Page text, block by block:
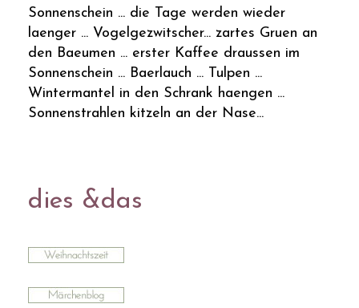
Sonnenschein ... die Tage werden wieder
laenger ... Vogelgezwitscher... zartes Gruen an
den Baeumen ... erster Kaffee draussen im
Sonnenschein ... Baerlauch ... Tulpen ...
Wintermantel in den Schrank haengen ...
Sonnenstrahlen kitzeln an der Nase...
dies &das